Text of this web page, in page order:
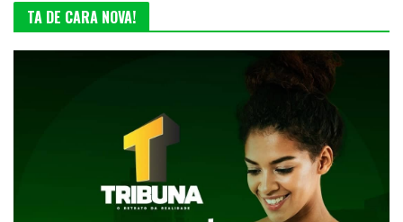
TA DE CARA NOVA!